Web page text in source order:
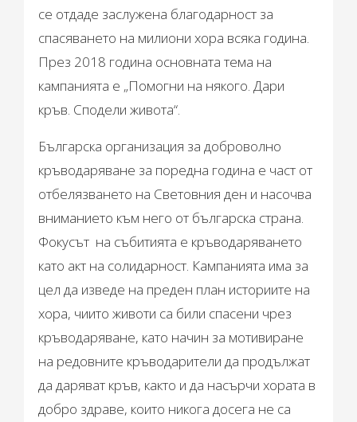
се отдаде заслужена благодарност за
спасяването на милиони хора всяка година.
През 2018 година основната тема на
кампанията е „Помогни на някого. Дари
кръв. Сподели живота“.
Българска организация за доброволно
кръводаряване за поредна година e част от
отбелязването на Световния ден и насочва
вниманието към него от българска страна.
Фокусът на събитията е кръводаряването
като акт на солидарност. Кампанията има за
цел да изведе на преден план историите на
хора, чиито животи са били спасени чрез
кръводаряване, като начин за мотивиране
на редовните кръводарители да продължат
да даряват кръв, както и да насърчи хората в
добро здраве, които никога досега не са